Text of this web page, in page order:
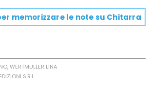
memorizzare le note su Chitarra
WERTMULLER LINA
S.R.L.